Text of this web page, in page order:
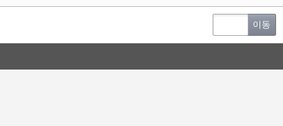
이동